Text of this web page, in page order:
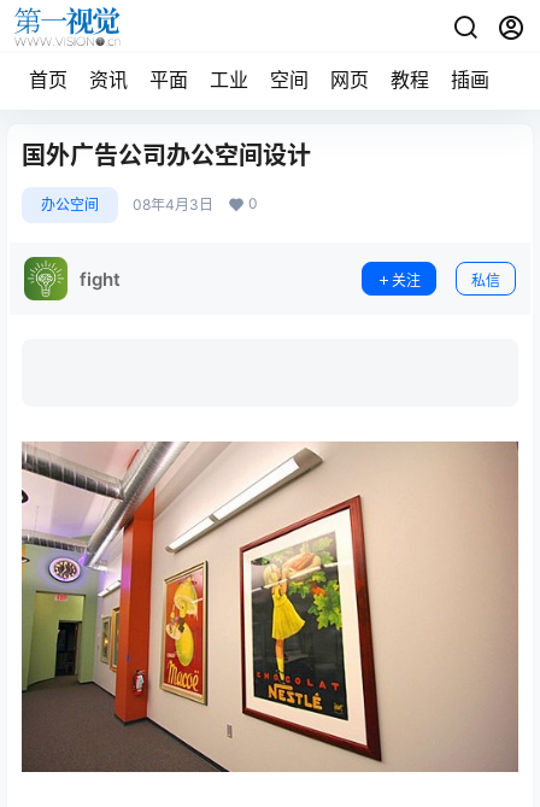
首页 资讯 平面 工业 空间 网页 教程 插画
国外广告公司办公空间设计
办公空间 08年4月3日 0
fight 关注 私信